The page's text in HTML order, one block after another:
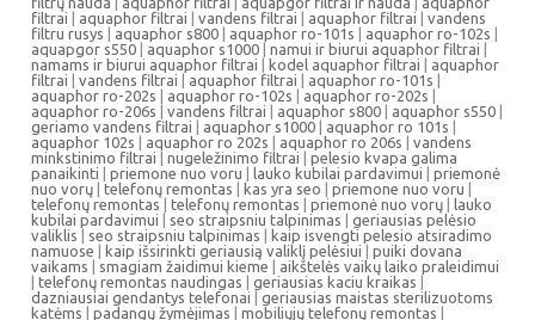
filtrai | aquaphor filtrai | vandens filtrai | aquaphor filtrai | vandens
filtru rusys | aquaphor s800 | aquaphor ro-101s | aquaphor ro-102s |
aquapgor s550 | aquaphor s1000 | namui ir biurui aquaphor filtrai |
namams ir biurui aquaphor filtrai | kodel aquaphor filtrai | aquaphor
filtrai | vandens filtrai | aquaphor filtrai | aquaphor ro-101s |
aquaphor ro-202s | aquaphor ro-102s | aquaphor ro-202s |
aquaphor ro-206s | vandens filtrai | aquaphor s800 | aquaphor s550 |
geriamo vandens filtrai | aquaphor s1000 | aquaphor ro 101s |
aquaphor 102s | aquaphor ro 202s | aquaphor ro 206s | vandens
minkstinimo filtrai | nugeležinimo filtrai | pelesio kvapa galima
panaikinti | priemone nuo voru | lauko kubilai pardavimui | priemonė
nuo vorų | telefonų remontas | kas yra seo | priemone nuo voru |
telefonų remontas| telefonų remontas | priemonė nuo vorų | lauko
kubilai pardavimui | seo straipsniu talpinimas | geriausias pelėsio
valiklis | seo straipsniu talpinimas | kaip isvengti pelesio atsiradimo
namuose | kaip išsirinkti geriausią valiklį pelėsiui | puiki dovana
vaikams | smagiam žaidimui kieme | aikštelės vaikų laiko praleidimui
| telefonų remontas naudingas | geriausias kaciu kraikas |
dazniausiai gendantys telefonai | geriausias maistas sterilizuotoms
katėms | padangų žymėjimas | mobiliųjų telefonų remontas |